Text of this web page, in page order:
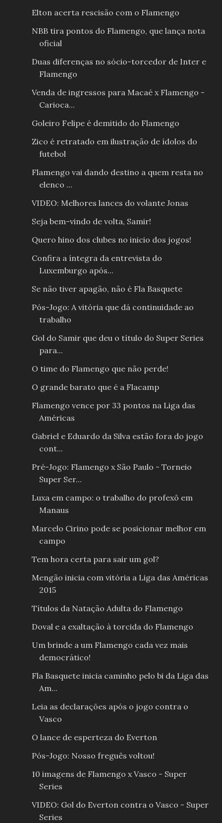
Elton acerta rescisão com o Flamengo
NBB tira pontos do Flamengo, que lança nota
oficial
Duas diferenças no sócio-torcedor de Inter e
Flamengo
Venda de ingressos para Macaé x Flamengo -
Carioca...
Goleiro Felipe é demitido do Flamengo
Zico é retratado em ilustração de ídolos do
futebol
Flamengo vai dando destino a quem resta no
elenco ...
VIDEO: Melhores lances do volante Jonas
Seja bem-vindo de volta, Samir!
Quero hino dos clubes no inicio dos jogos!
Confira a íntegra da entrevista do
Luxemburgo após...
Se não tiver apagão, não é Fla Basquete
Pós-Jogo: A vitória que dá continuidade ao
trabalho
Gol do Samir que deu o título do Super Series
para...
O time do Flamengo que não perde!
O grande barato que é a Flacamp
Flamengo vence por 33 pontos na Liga das
Américas
Gabriel e Eduardo da Silva estão fora do jogo
cont...
Pré-Jogo: Flamengo x São Paulo - Torneio
Super Ser...
Luxa em campo: o trabalho do profexô em
Manaus
Marcelo Cirino pode se posicionar melhor em
campo
Tem hora certa para sair um gol?
Mengão inicia com vitória a Liga das Américas
2015
Títulos da Natação Adulta do Flamengo
Doval e a exaltação à torcida do Flamengo
Um brinde a um Flamengo cada vez mais
democrático!
Fla Basquete inicia caminho pelo bi da Liga das
Am...
Leia as declarações após o jogo contra o
Vasco
O lance de esperteza do Everton
Pós-Jogo: Nosso freguês voltou!
10 imagens de Flamengo x Vasco - Super
Series
VIDEO: Gol do Everton contra o Vasco - Super
Series